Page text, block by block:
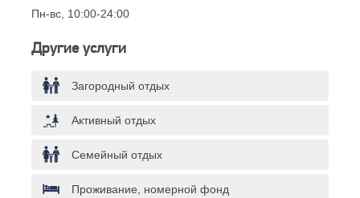
Пн-вс, 10:00-24:00
Другие услуги
Загородный отдых
Активный отдых
Семейный отдых
Проживание, номерной фонд